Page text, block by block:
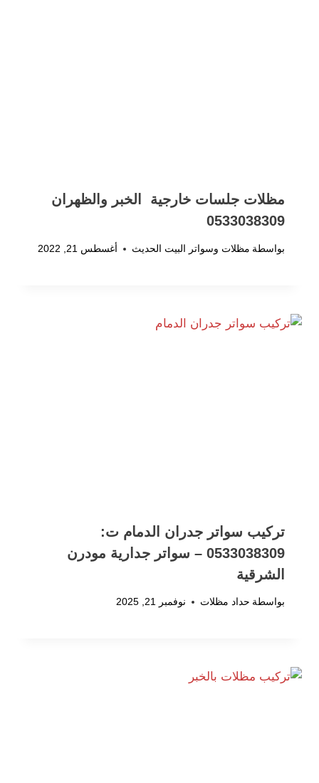
مظلات جلسات خارجية الخبر والظهران
0533038309
بواسطة مظلات وسواتر البيت الحديث أغسطس 21, 2022
تركيب سواتر جدران الدمام ت:
0533038309 – سواتر جدارية مودرن
الشرقية
بواسطة حداد مظلات نوفمبر 21, 2025